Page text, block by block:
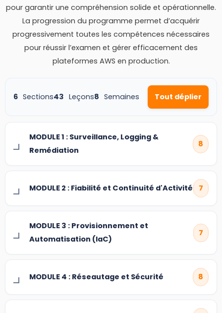
pour garantir une compréhension solide et opérationnelle.
La progression du programme permet d’acquérir
progressivement toutes les compétences nécessaires
pour réussir l’examen et gérer efficacement des
plateformes AWS en production.
6 Sections43 Leçons8 Semaines Tout déplier
MODULE 1 : Surveillance, Logging &
Remédiation
8
MODULE 2 : Fiabilité et Continuité d'Activité 7
MODULE 3 : Provisionnement et
Automatisation (IaC)
7
MODULE 4 : Réseautage et Sécurité 8